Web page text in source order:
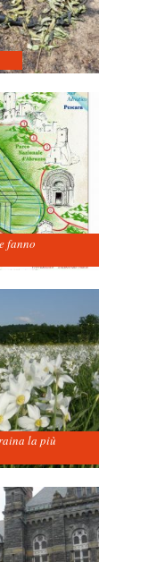
fanno
la più